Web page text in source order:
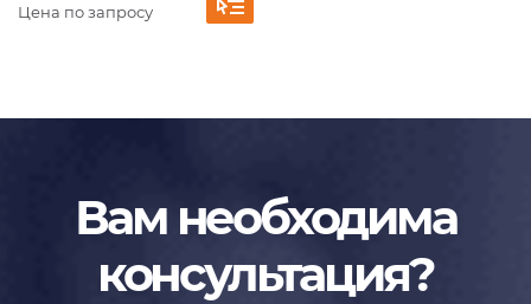
Цена по запросу
Вам необходима
консультация?